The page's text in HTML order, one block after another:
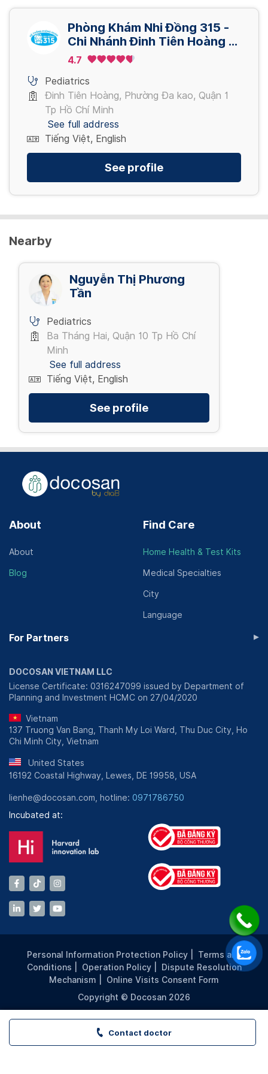
Contact doctor
Phun khí dung Du (không gồm thuốc)
25,000 - 40,000 VND
Synflorix
1,040,000 VND
Prevenar 13
Các bệnh do phế cầu
Phòng Khám Nhi Đồng 315 -
Chi Nhánh Đinh Tiên Hoàng -
Quận 1
4.7
Pediatrics
Đinh Tiên Hoàng, Phường Đa kao, Quận 1
Tp Hồ Chí Minh
See full address
Tiếng Việt, English
See profile
Nearby
Nguyễn Thị Phương
Tần
Pediatrics
Ba Tháng Hai, Quận 10 Tp Hồ Chí
Minh
See full address
Tiếng Việt, English
See profile
About
About
Blog
Find Care
Home Health & Test Kits
Medical Specialties
City
Language
For Partners ▸
DOCOSAN VIETNAM LLC
License Certificate: 0316247099 issued by Department of
Planning and Investment HCMC on 27/04/2020
Vietnam
137 Truong Van Bang, Thanh My Loi Ward, Thu Duc City, Ho
Chi Minh City, Vietnam
United States
16192 Coastal Highway, Lewes, DE 19958, USA
lienhe@docosan.com, hotline: 0971786750
Incubated at:
Personal Information Protection Policy
Terms and
Conditions
Operation Policy
Dispute Resolution
Mechanism
Online Visits Consent Form
Copyright © Docosan 2026